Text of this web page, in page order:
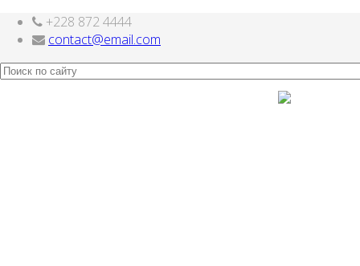
Joomla шаблоны бесплатно
+228 872 4444
contact@email.com